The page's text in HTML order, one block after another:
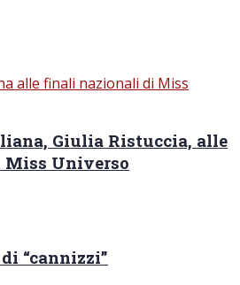
Giulia Ristuccia, alle
Universo
“cannizzi”